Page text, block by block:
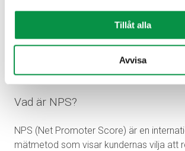
länken i nedre delen av sidan.
Tillåt alla
Avvisa
värdefull kompass som hjälper oss att
elektrifiering och hållbar utveckling. Tack
för ert förtroende och samarbete.”
Vad är NPS?
NPS (Net Promoter Score) är en
mätmetod som visar kundernas vilja att